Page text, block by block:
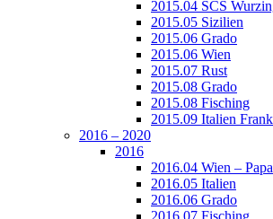
2015.04 SCS
2015.05 Sizilien
2015.06 Grado
2015.06 Wien
2015.07 Rust
2015.08 Grado
2015.08 Fisching
2015.09 Italien
2016 – 2020
2016
2016.04 Wien – Papa
2016.05 Italien
2016.06 Grado
2016.07 Fisching